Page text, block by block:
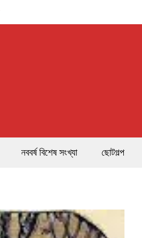
নববর্ষ বিশেষ সংখ্যা ছোটগল্প